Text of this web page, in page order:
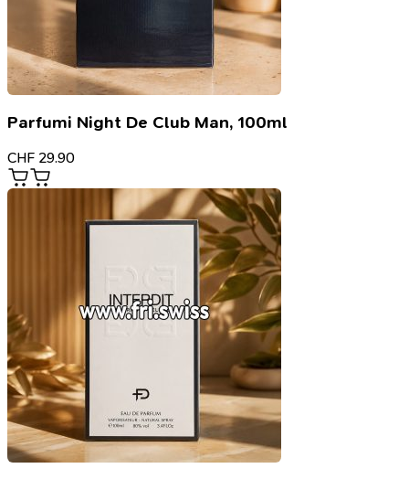
Parfumi Night De Club Man, 100ml
CHF 29.90